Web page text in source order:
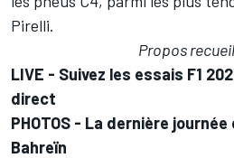
Pirelli.
Propos
LIVE - Suivez les essais F1
direct
PHOTOS - La dernière journée
Bahreïn